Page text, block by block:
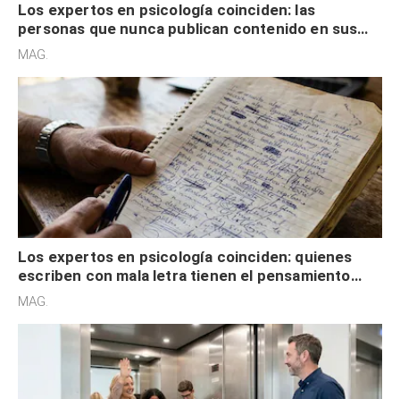
Los expertos en psicología coinciden: las
personas que nunca publican contenido en sus
redes sociales no pretenden buscar validación
MAG.
Los expertos en psicología coinciden: quienes
escriben con mala letra tienen el pensamiento
acelerado y no lo hacen por desinterés
MAG.